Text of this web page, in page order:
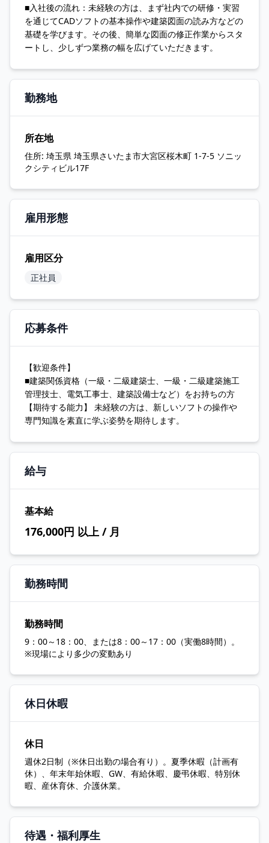
■入社後の流れ：未経験の方は、まず社内での研修・実習
を通じてCADソフトの基本操作や建築図面の読み方などの
基礎を学びます。その後、簡単な図面の修正作業からスタ
ートし、少しずつ業務の幅を広げていただきます。
勤務地
所在地
住所: 埼玉県 埼玉県さいたま市大宮区桜木町 1-7-5 ソニッ
クシティビル17F
雇用形態
雇用区分
正社員
応募条件
【歓迎条件】
■建築関係資格（一級・二級建築士、一級・二級建築施工
管理技士、電気工事士、建築設備士など）をお持ちの方
【期待する能力】 未経験の方は、新しいソフトの操作や
専門知識を素直に学ぶ姿勢を期待します。
給与
基本給
176,000円 以上 / 月
勤務時間
勤務時間
9：00～18：00、または8：00～17：00（実働8時間）。
※現場により多少の変動あり
休日休暇
休日
週休2日制（※休日出勤の場合有り）。夏季休暇（計画有
休）、年末年始休暇、GW、有給休暇、慶弔休暇、特別休
暇、産休育休、介護休業。
待遇・福利厚生